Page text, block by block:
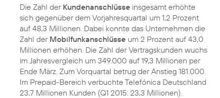
Die Zahl der Kundenanschlüsse insgesamt erhöhte
sich gegenüber dem Vorjahresquartal um 1,2 Prozent
auf 48,3 Millionen. Dabei konnte das Unternehmen die
Zahl der Mobilfunkanschlüsse um 2 Prozent auf 43,0
Millionen erhöhen. Die Zahl der Vertragskunden wuchs
im Jahresvergleich um 349.000 auf 19,3 Millionen per
Ende März. Zum Vorquartal betrug der Anstieg 181.000.
Im Prepaid-Bereich verbuchte Telefónica Deutschland
23,7 Millionen Kunden (Q1 2015: 23,3 Millionen).